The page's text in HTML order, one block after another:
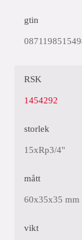
gtin
RSK
1454292
storlek
15xRp3/4"
mått
60x35x35 mm
vikt